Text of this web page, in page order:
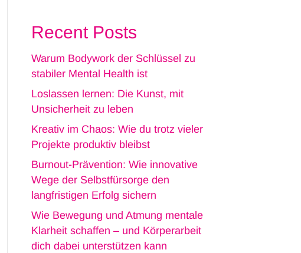
Recent Posts
Warum Bodywork der Schlüssel zu
stabiler Mental Health ist
Loslassen lernen: Die Kunst, mit
Unsicherheit zu leben
Kreativ im Chaos: Wie du trotz vieler
Projekte produktiv bleibst
Burnout-Prävention: Wie innovative
Wege der Selbstfürsorge den
langfristigen Erfolg sichern
Wie Bewegung und Atmung mentale
Klarheit schaffen – und Körperarbeit
dich dabei unterstützen kann